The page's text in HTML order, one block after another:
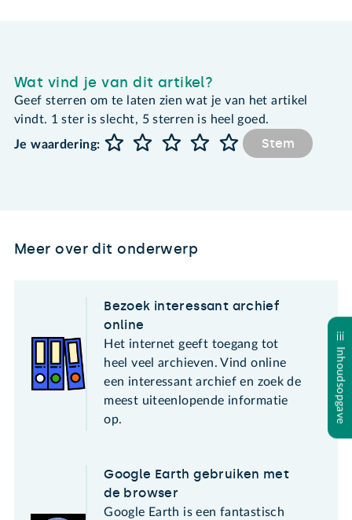
Inhoudsopgave
Wat vind je van dit artikel?
Geef sterren om te laten zien wat je van het artikel
vindt. 1 ster is slecht, 5 sterren is heel goed.
Je waardering:
Stem
Meer over dit onderwerp
Bezoek interessant archief
online
Het internet geeft toegang tot
heel veel archieven. Vind online
een interessant archief en zoek de
meest uiteenlopende informatie
op.
Google Earth gebruiken met
de browser
Google Earth is een fantastisch